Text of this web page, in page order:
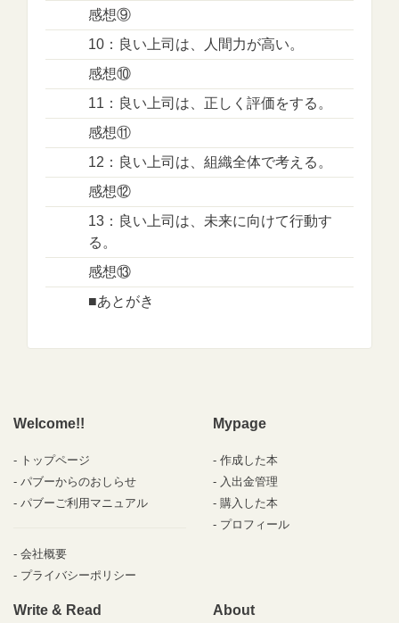
感想⑨
10：良い上司は、人間力が高い。
感想⑩
11：良い上司は、正しく評価をする。
感想⑪
12：良い上司は、組織全体で考える。
感想⑫
13：良い上司は、未来に向けて行動す
る。
感想⑬
■あとがき
Welcome!!
トップページ
パブーからのおしらせ
パブーご利用マニュアル
会社概要
プライバシーポリシー
Mypage
作成した本
入出金管理
購入した本
プロフィール
Write & Read About